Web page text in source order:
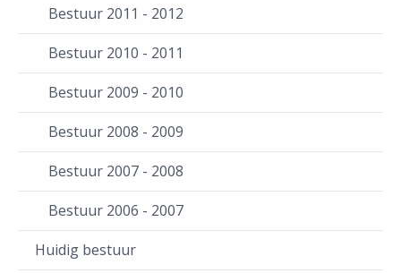
Bestuur 2011 - 2012
Bestuur 2010 - 2011
Bestuur 2009 - 2010
Bestuur 2008 - 2009
Bestuur 2007 - 2008
Bestuur 2006 - 2007
Huidig bestuur